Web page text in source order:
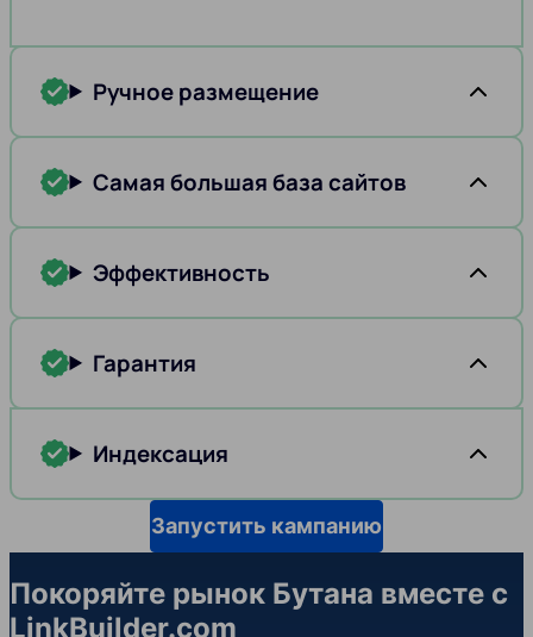
Ручное размещение
Самая большая база сайтов
Эффективность
Гарантия
Индексация
Запустить кампанию
Покоряйте рынок Бутана вместе с
LinkBuilder.com